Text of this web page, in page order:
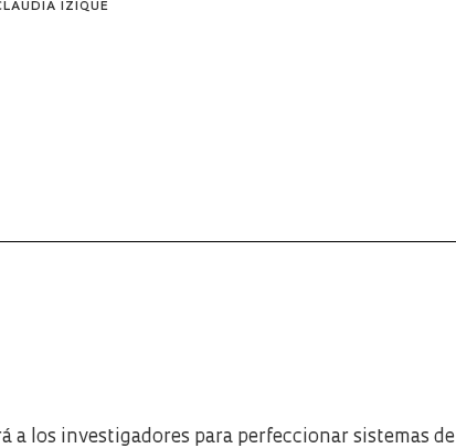
IZIQUE
a los investigadores para perfeccionar sistemas de